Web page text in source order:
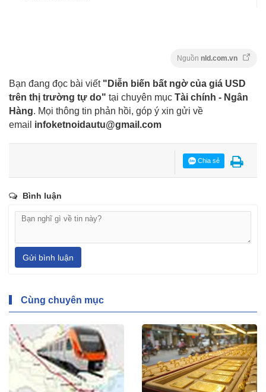
Nguồn nld.com.vn
Bạn đang đọc bài viết "Diễn biến bất ngờ của giá USD
trên thị trường tự do" tại chuyên mục Tài chính - Ngân
Hàng. Mọi thông tin phản hồi, góp ý xin gửi về
email infoketnoidautu@gmail.com
Chia sẻ
Bình luận
Gửi bình luận
Cùng chuyên mục